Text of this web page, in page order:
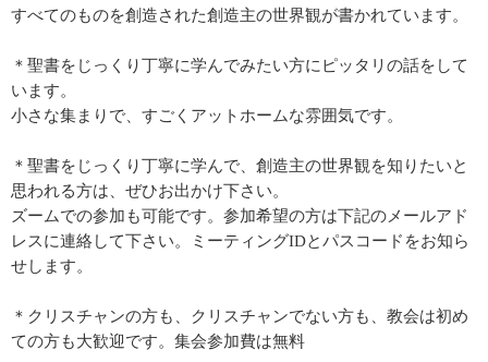
すべてのものを創造された創造主の世界観が書かれています。
＊聖書をじっくり丁寧に学んでみたい方にピッタリの話をして
います。
小さな集まりで、すごくアットホームな雰囲気です。
＊聖書をじっくり丁寧に学んで、創造主の世界観を知りたいと
思われる方は、ぜひお出かけ下さい。
ズームでの参加も可能です。参加希望の方は下記のメールアド
レスに連絡して下さい。ミーティングIDとパスコードをお知ら
せします。
＊クリスチャンの方も、クリスチャンでない方も、教会は初め
ての方も大歓迎です。集会参加費は無料